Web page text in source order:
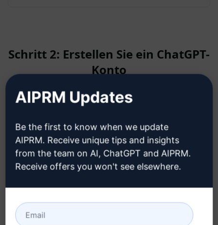
Schritt 2: Erstellen Sie ein ChatGPT-
Konto
Hier erfahren Sie, wie Sie ein
ChatGPT-Konto erstellen können
Schritt 3: Verwenden Sie den
Prompt in Ihrem ChatGPT
AIPRM Updates
Be the first to know when we update
AIPRM. Receive unique tips and insights
from the team on AI, ChatGPT and AIPRM.
Receive offers you won't see elsewhere.